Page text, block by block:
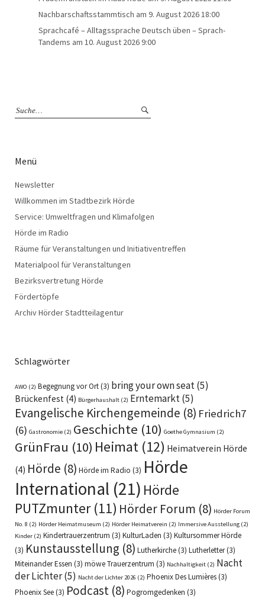
Nachbarschaftsstammtisch am 9. August 2026 18:00
Sprachcafé – Alltagssprache Deutsch üben – Sprach-
Tandems am 10. August 2026 9:00
Menü
Newsletter
Willkommen im Stadtbezirk Hörde
Service: Umweltfragen und Klimafolgen
Hörde im Radio
Räume für Veranstaltungen und Initiativentreffen
Materialpool für Veranstaltungen
Bezirksvertretung Hörde
Fördertöpfe
Archiv Hörder Stadtteilagentur
Schlagwörter
AWO (2) Begegnung vor Ort(3) bring your own seat(5)
Brückenfest (4) Bürgerhaushalt (2) Erntemarkt(5)
Evangelische Kirchengemeinde (8) Friedrich7
(6) Gastronomie (2) Geschichte (10) Goethe Gymnasium (2)
GrünFrau (10) Heimat (12) Heimatverein Hörde
(4) Hörde (8) Hörde im Radio (3) Hörde
International (21) Hörde
PUTZmunter(11) Hörder Forum (8) Hörder Forum
No. 8 (2) Hörder Heimatmuseum (2) Hörder Heimatverein (2) Immersive Ausstellung (2)
Kinder (2) Kindertrauerzentrum (3) KulturLaden (3) Kultursommer Hörde
(3) Kunstausstellung (8) Lutherkirche(3) Lutherletter(3)
Miteinander Essen (3) möwe Trauerzentrum (3) Nachhaltigkeit (2) Nacht
der Lichter(5) Nacht der Lichter 2026 (2) Phoenix Des Lumières(3)
Phoenix See(3) Podcast (8) Pogromgedenken (3)